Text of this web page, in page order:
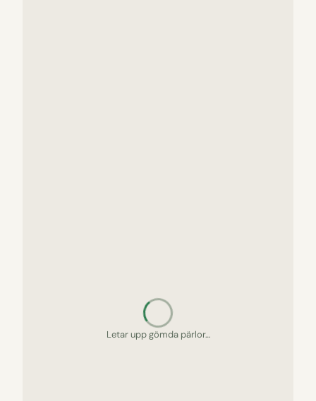
Letar upp gömda pärlor…